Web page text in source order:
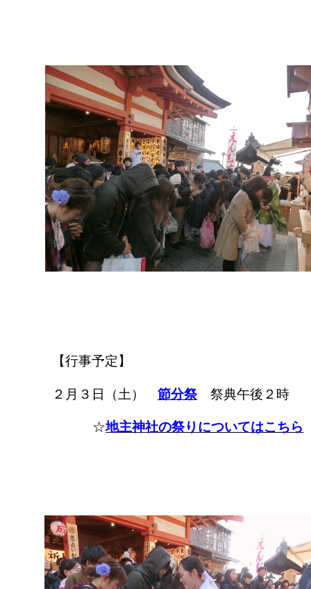
【行事予定】
２月３日（土）節分祭祭典午後２時
☆地主神社の祭りについてはこちら